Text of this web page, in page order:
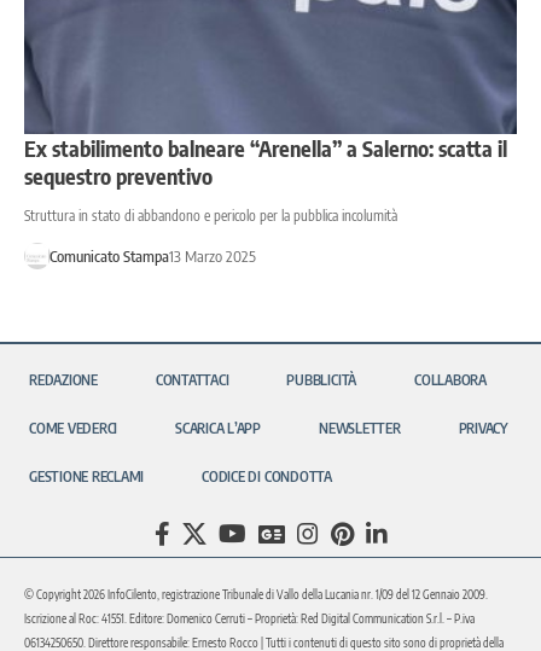
Ex stabilimento balneare “Arenella” a Salerno: scatta il
sequestro preventivo
Struttura in stato di abbandono e pericolo per la pubblica incolumità
Comunicato Stampa13 Marzo 2025
REDAZIONE CONTATTACI PUBBLICITÀ COLLABORA
COME VEDERCI SCARICA L’APP NEWSLETTER PRIVACY
GESTIONE RECLAMI CODICE DI CONDOTTA
© Copyright 2026 InfoCilento, registrazione Tribunale di Vallo della Lucania nr. 1/09 del 12 Gennaio 2009.
Iscrizione al Roc: 41551. Editore: Domenico Cerruti – Proprietà: Red Digital Communication S.r.l. – P.iva
06134250650. Direttore responsabile: Ernesto Rocco | Tutti i contenuti di questo sito sono di proprietà della